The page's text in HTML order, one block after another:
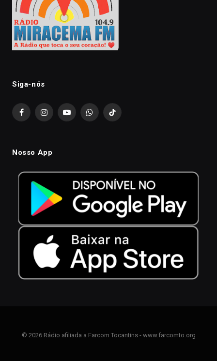
Siga-nós
FacebookInstagramYouTubeWhatsAppTikTok
Nosso App
© 2026 Rádio afiliada a Farcom Tocantins - www.farcomto.org